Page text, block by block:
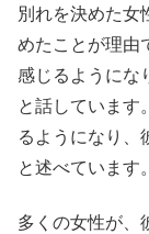
別れを決めた女
めたことが理由
感じるようにな
と話しています
るようになり、
と述べています。
多くの女性が、